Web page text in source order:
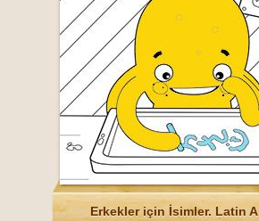
Erkekler için İsimler. Latin